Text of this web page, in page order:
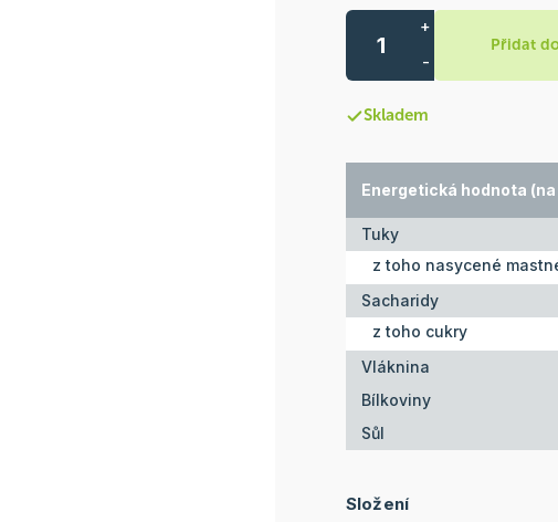
+
-
Přidat
Skladem
Energetická hodnota (na
Tuky
z toho nasycené
Sacharidy
z toho cukry
Vláknina
Bílkoviny
Sůl
Složení